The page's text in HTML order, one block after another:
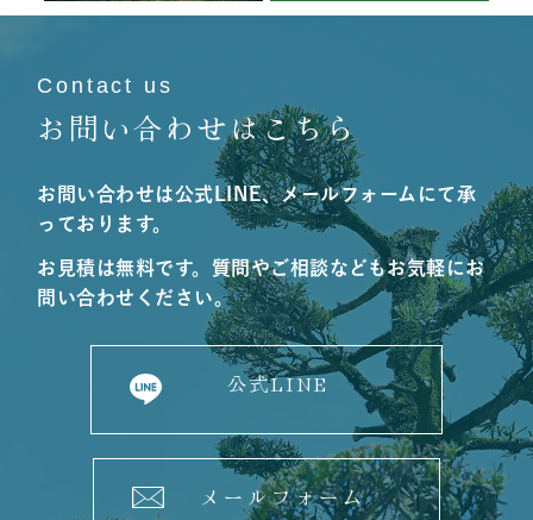
Contact us
お問い合わせはこちら
お問い合わせは公式LINE、メールフォームにて承
っております。
お見積は無料です。質問やご相談などもお気軽にお
問い合わせください。
公式LINE
メールフォーム